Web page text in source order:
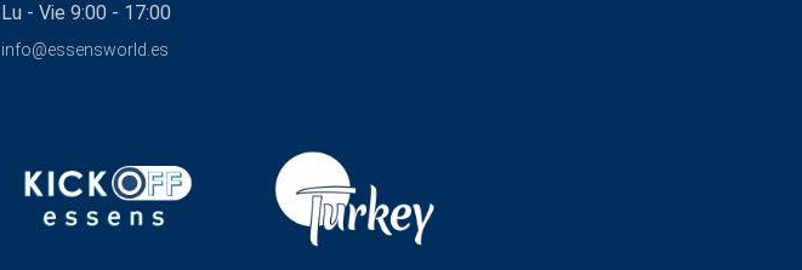
Lu - Vie 9:00 - 17:00
info@essensworld.es